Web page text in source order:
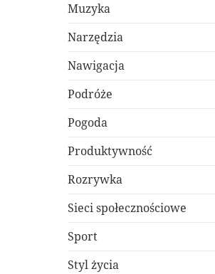
Muzyka
Narzędzia
Nawigacja
Podróże
Pogoda
Produktywność
Rozrywka
Sieci społecznościowe
Sport
Styl życia